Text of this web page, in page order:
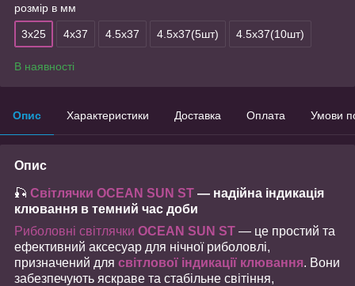
розмір в мм
3х25 4х37 4.5х37 4.5х37(5шт) 4.5х37(10шт)
В наявності
Опис Характеристики Доставка Оплата Умови
Опис
🎣 Світлячки OCEAN SUN ST — надійна індикація
клювання в темний час доби
Риболовні світлячки OCEAN SUN ST — це простий та
ефективний аксесуар для нічної риболовлі,
призначений для світлової індикації клювання. Вони
забезпечують яскраве та стабільне світіння,